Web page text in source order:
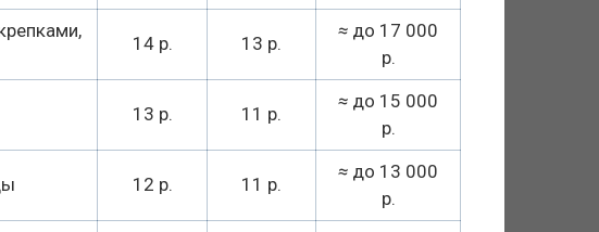
14 р. 13 р.
≈ до 17 000
р.
13 р. 11 р.
≈ до 15 000
р.
12 р. 11 р.
≈ до 13 000
р.